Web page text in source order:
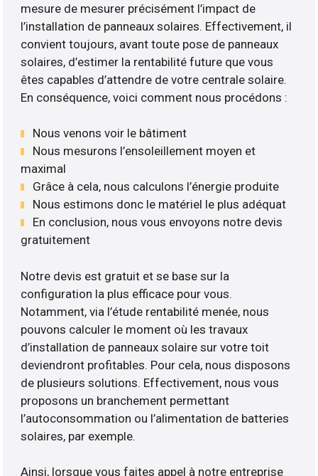
mesure de mesurer précisément l’impact de
l’installation de panneaux solaires. Effectivement, il
convient toujours, avant toute pose de panneaux
solaires, d’estimer la rentabilité future que vous
êtes capables d’attendre de votre centrale solaire.
En conséquence, voici comment nous procédons :
Nous venons voir le bâtiment
Nous mesurons l’ensoleillement moyen et
maximal
Grâce à cela, nous calculons l’énergie produite
Nous estimons donc le matériel le plus adéquat
En conclusion, nous vous envoyons notre devis
gratuitement
Notre devis est gratuit et se base sur la
configuration la plus efficace pour vous.
Notamment, via l’étude rentabilité menée, nous
pouvons calculer le moment où les travaux
d’installation de panneaux solaire sur votre toit
deviendront profitables. Pour cela, nous disposons
de plusieurs solutions. Effectivement, nous vous
proposons un branchement permettant
l’autoconsommation ou l’alimentation de batteries
solaires, par exemple.
Ainsi, lorsque vous faites appel à notre entreprise